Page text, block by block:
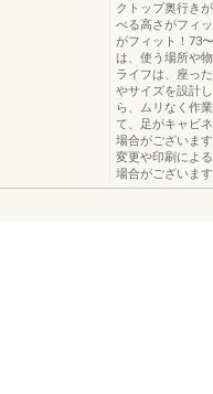
クトップ奥行き
べる高さがフィ
がフィット！73
は、使う場所や
ライフは、座っ
やサイズを設計
ら、ムリなく作
て、足がキャビ
場合がございま
変更や印刷によ
場合がございま